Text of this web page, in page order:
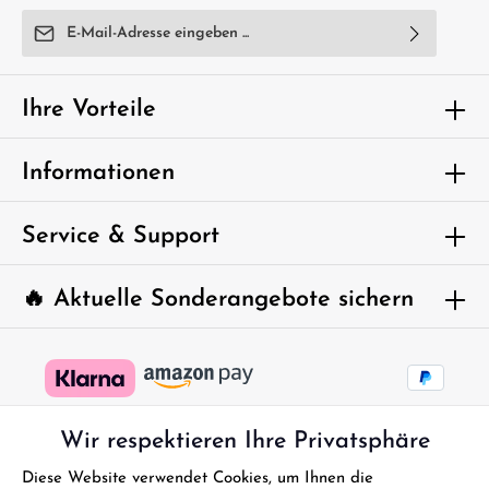
E-Mail-Adresse*
Ich habe dieDatenschutzbestimmungenzur Kenntnis
genommen und die
einverstanden.
Um weiterzugehen, geben Sie die oben
abgebildeten Zeichen ein*
🔥 Aktuelle Sonderangebote sichern
Ihre Vorteile
Informationen
Service & Support
Wir respektieren Ihre Privatsphäre
Diese Website verwendet Cookies, um Ihnen die